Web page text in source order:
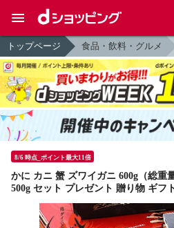
トップページ 食品・飲料・グルメ
8/6 時点_ポイント最大11倍
かに カニ 蟹 ズワイガニ 600g（総重
500g セット プレゼント 贈り物 ギフ